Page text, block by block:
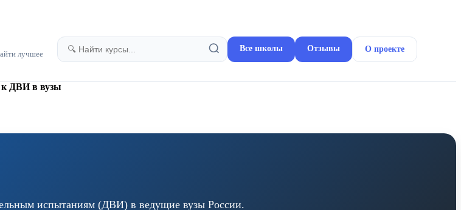
лучшее
Все школы Отзывы О проекте
к ДВИ в вузы
испытаниям (ДВИ) в ведущие вузы России.